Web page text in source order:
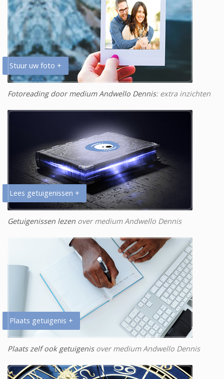
Stuur uw foto +
Fotoreading door medium Andwello Dennis: extra inzichten
Lees getuigenissen +
Getuigenissen lezen over medium Andwello Dennis
Plaats getuigenis +
Plaats zelf ook getuigenisover medium Andwello Dennis